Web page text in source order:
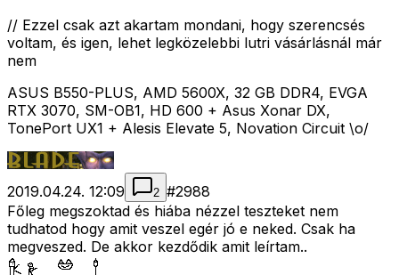
// Ezzel csak azt akartam mondani, hogy szerencsés
voltam, és igen, lehet legközelebbi lutri vásárlásnál már
nem
ASUS B550-PLUS, AMD 5600X, 32 GB DDR4, EVGA
RTX 3070, SM-OB1, HD 600 + Asus Xonar DX,
TonePort UX1 + Alesis Elevate 5, Novation Circuit \o/
2019.04.24. 12:09 2 #2988
Főleg megszoktad és hiába nézzel teszteket nem
tudhatod hogy amit veszel egér jó e neked. Csak ha
megveszed. De akkor kezdődik amit leírtam..